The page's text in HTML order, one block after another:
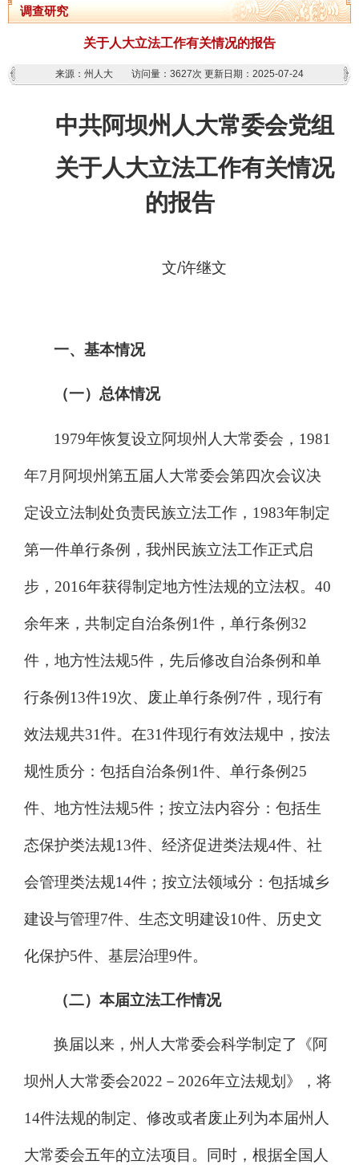
调查研究
关于人大立法工作有关情况的报告
来源：州人大 访问量： 3627次 更新日期：2025-07-24
中共阿坝州人大常委会党组
关于人大立法工作有关情况
的报告
文/许继文
一、基本情况
（一）总体情况
1979年恢复设立阿坝州人大常委会， 1981
年7 月阿坝州第五届人大常委会第四次会议决
定设立法制处负责民族立法工作， 1983年制定
第一件单行条例 ，我州民族立法工作正式启
步 ， 2016年获得制定地方性法规的立法权。 40
余年来，共制定自治条例1件，单行条例32
件，地方性法规5件，先后修改自治条例和单
行条例1 3件19次、废止单行条例7件，现行有
效法规共31件。在31件现行有效法规中，按法
规性质分 ： 包括自治条例1件、 单行条例25
件、 地方性法规5件；按立法内容分 ： 包括生
态保护类法规1 3件、 经济促进类法规4件、 社
会管理类法规14件 ；按立法领域分：包括城乡
建设与管理7件、生态文明建设10件、历史文
化保护5件、基层治理9件。
（二）本届立法工作情况
换届以来，州人大常委会科学制定了《阿
坝州人大常委会2022 － 2026年立法规划》，将
14件法规的制定、修改或者废止列为本届州人
大常委会五年的立法项目。 同时， 根据全国人